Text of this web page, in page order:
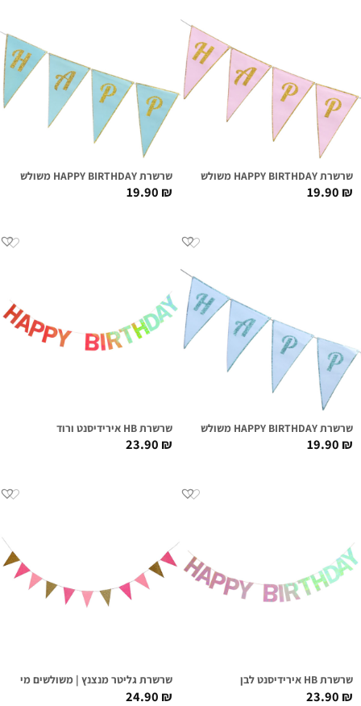
שרשרת HAPPY BIRTHDAY משולשים ורוד | גליטר זהב
19.90₪
שרשרת HAPPY BIRTHDAY משולשים מנטה | גליטר זהב
19.90₪
שרשרת HAPPY BIRTHDAY משולשים תכלת | גליטר טורקיז
19.90₪
שרשרת HB אירידיסנט ורוד
23.90₪
שרשרת HB אירידיסנט לבן
23.90₪
שרשרת גליטר מנצנץ | משולשים מיקס
24.90₪